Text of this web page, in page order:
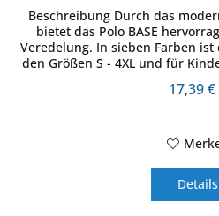
Beschreibung Durch das
bietet das Polo BASE
Veredelung. In sieben Farben
den Größen S - 4XL und für
17,39
Details